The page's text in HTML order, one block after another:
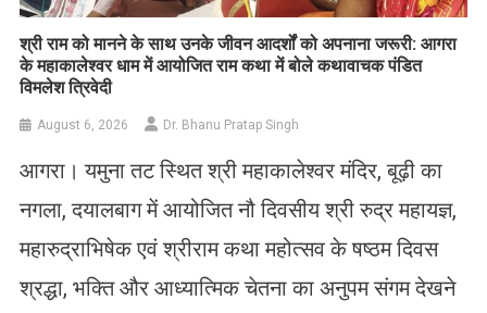
​श्री राम को मानने के साथ उनके जीवन आदर्शों को अपनाना जरूरी: आगरा
के महाकालेश्वर धाम में आयोजित राम कथा में बोले कथावाचक पंडित
विमलेश त्रिवेदी
August 6, 2026 Dr. Bhanu Pratap Singh
आगरा। यमुना तट स्थित श्री महाकालेश्वर मंदिर, बूढ़ी का
नगला, दयालबाग में आयोजित नौ दिवसीय श्री रुद्र महायज्ञ,
महारुद्राभिषेक एवं श्रीराम कथा महोत्सव के षष्ठम दिवस
श्रद्धा, भक्ति और आध्यात्मिक चेतना का अनुपम संगम देखने